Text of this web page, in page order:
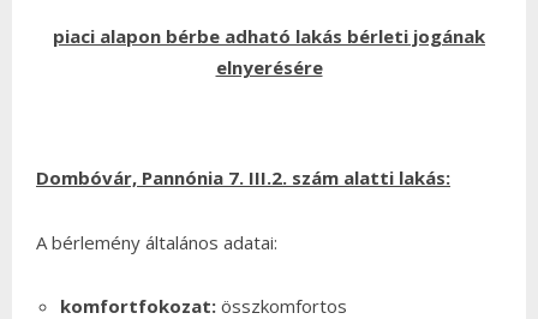
piaci alapon bérbe adható lakás bérleti jogának
elnyerésére
Dombóvár, Pannónia 7. III.2. szám alatti lakás:
A bérlemény általános adatai:
komfortfokozat: összkomfortos